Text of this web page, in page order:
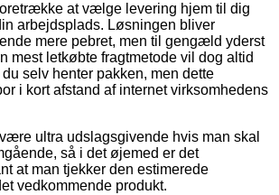
at vælge levering hjem til dig
arbejdsplads. Løsningen bliver
mere pebret, men til gengæld yderst
mest letkøbte fragtmetode vil dog altid
selv henter pakken, men dette
i kort afstand af internet virksomhedens
ultra udslagsgivende hvis man skal
så i det øjemed er det
at man tjekker den estimerede
vedkommende produkt.